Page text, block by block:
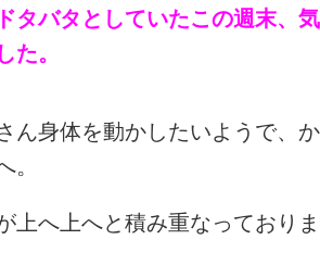
タバタとしていたこの週末、
た。
ん身体を動かしたいようで、
。
上へ上へと積み重なっておりま